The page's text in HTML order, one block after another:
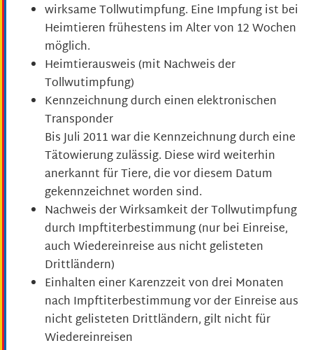
wirksame Tollwutimpfung. Eine Impfung ist bei
Heimtieren frühestens im Alter von 12 Wochen
möglich.
Heimtierausweis (mit Nachweis der
Tollwutimpfung)
Kennzeichnung durch einen elektronischen
Transponder
Bis Juli 2011 war die Kennzeichnung durch eine
Tätowierung zulässig. Diese wird weiterhin
anerkannt für Tiere, die vor diesem Datum
gekennzeichnet worden sind.
Nachweis der Wirksamkeit der Tollwutimpfung
durch Impftiterbestimmung(nur bei Einreise,
auch Wiedereinreise aus nicht gelisteten
Drittländern)
Einhalten einer Karenzzeit von drei Monaten
nach Impftiterbestimmung vor der Einreise aus
nicht gelisteten Drittländern, gilt nicht für
Wiedereinreisen